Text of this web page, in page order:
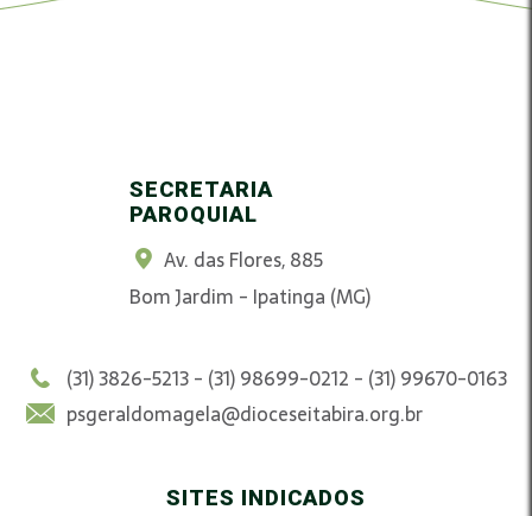
SECRETARIA
PAROQUIAL
Av. das Flores, 885
Bom Jardim - Ipatinga (MG)
(31) 3826-5213 - (31) 98699-0212 - (31) 99670-0163
psgeraldomagela@dioceseitabira.org.br
SITES INDICADOS